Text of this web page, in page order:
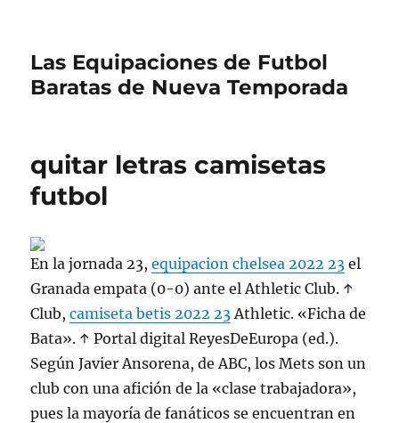
Las Equipaciones de Futbol
Baratas de Nueva Temporada
quitar letras camisetas
futbol
En la jornada 23,equipacion chelsea 2022 23 el
Granada empata (0-0) ante el Athletic Club. ↑
Club,camiseta betis 2022 23Athletic. «Ficha de
Bata». ↑ Portal digital ReyesDeEuropa (ed.).
Según Javier Ansorena, de ABC, los Mets son un
club con una afición de la «clase trabajadora»,
pues la mayoría de fanáticos se encuentran en